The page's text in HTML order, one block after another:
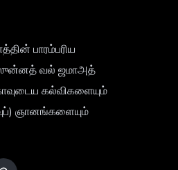
பாரம்பரிய
வல் ஜமாஅத்
கல்விகளையும்
ஞானங்களையும்